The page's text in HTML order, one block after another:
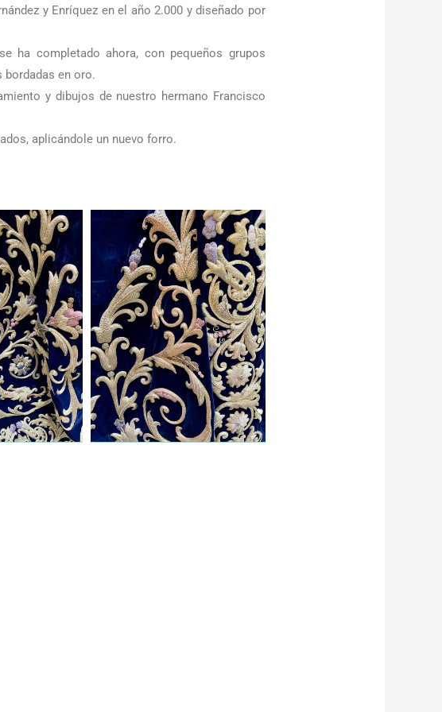
y Enríquez en el año 2.000 y diseñado por
ha completado ahora, con pequeños grupos
en oro.
y dibujos de nuestro hermano Francisco
aplicándole un nuevo forro.